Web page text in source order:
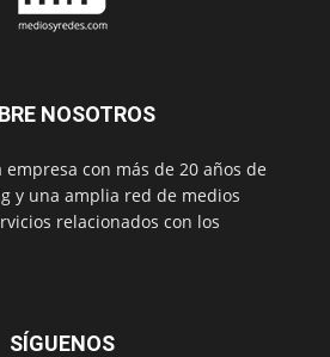
NOSOTROS
empresa con más de 20 años de
y una amplia red de medios
relacionados con los
SÍGUENOS